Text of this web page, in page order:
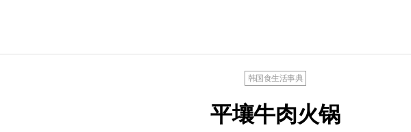
韩国食生活事典
平壤牛肉火锅